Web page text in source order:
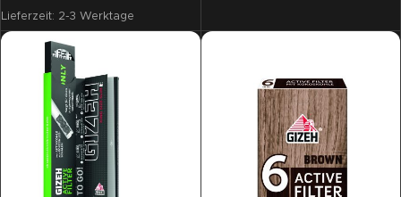
Lieferzeit: 2-3 Werktage